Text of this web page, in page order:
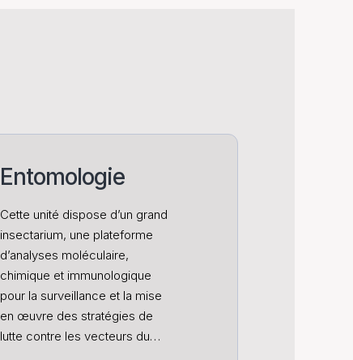
Entomologie
Cette unité dispose d’un grand
insectarium, une plateforme
d’analyses moléculaire,
chimique et immunologique
pour la surveillance et la mise
en œuvre des stratégies de
lutte contre les vecteurs du…